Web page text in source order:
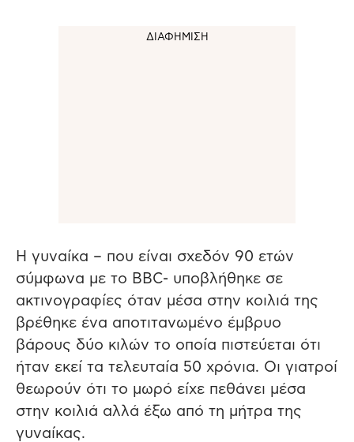
Η γυναίκα – που είναι σχεδόν 90 ετών
σύμφωνα με το BBC- υποβλήθηκε σε
ακτινογραφίες όταν μέσα στην κοιλιά της
βρέθηκε ένα αποτιτανωμένο έμβρυο
βάρους δύο κιλών το οποία πιστεύεται ότι
ήταν εκεί τα τελευταία 50 χρόνια. Οι γιατροί
θεωρούν ότι το μωρό είχε πεθάνει μέσα
στην κοιλιά αλλά έξω από τη μήτρα της
γυναίκας.